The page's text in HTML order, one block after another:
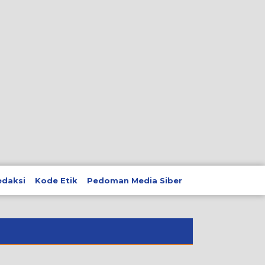
Kode Etik Pedoman Media Siber